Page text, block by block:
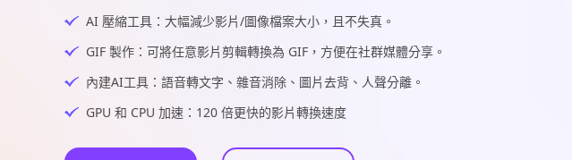
AI 壓縮工具：大幅減少影片/圖像檔案大小，且不失真。
GIF 製作：可將任意影片剪輯轉換為 GIF，方便在社群媒體分享。
內建AI工具：語音轉文字、雜音消除、圖片去背、人聲分離。
GPU 和 CPU 加速：120 倍更快的影片轉換速度